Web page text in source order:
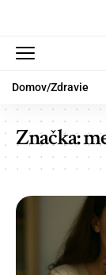
Domov/Zdravie
Značka: